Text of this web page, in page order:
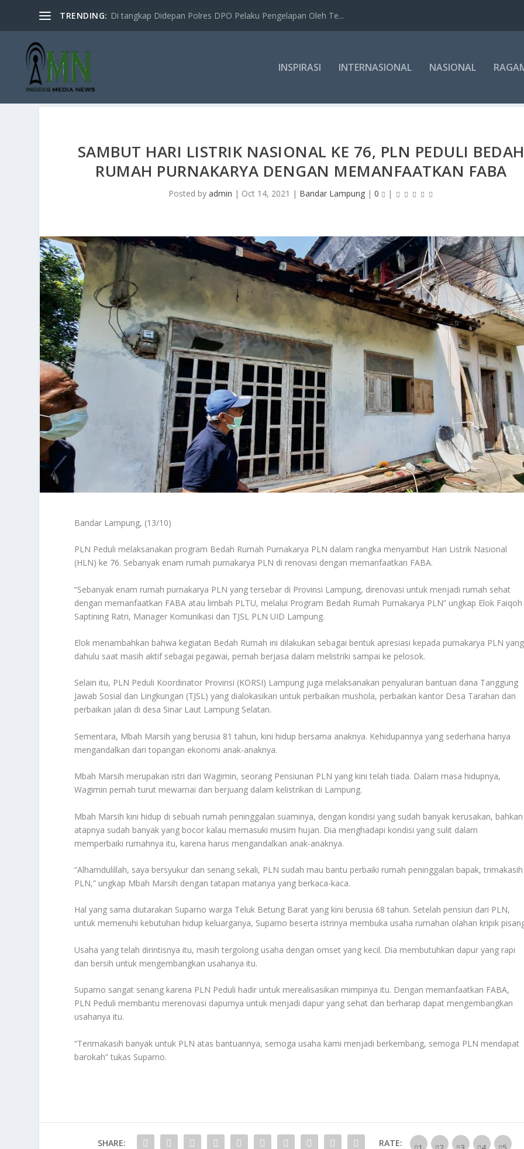
TRENDING: Di tangkap Didepan Polres DPO Pelaku Pengelapan Oleh Te...
INSPIRASI INTERNASIONAL NASIONAL
SAMBUT HARI LISTRIK NASIONAL KE 76, PLN PEDULI BEDAH
RUMAH PURNAKARYA DENGAN MEMANFAATKAN FABA
Posted byadmin | Oct 14, 2021 | Bandar Lampung |0 |
Bandar Lampung, (13/10)
PLN Peduli melaksanakan program Bedah Rumah Purnakarya PLN dalam rangka menyambut Hari Listrik Nasional
(HLN) ke 76. Sebanyak enam rumah purnakarya PLN di renovasi dengan memanfaatkan FABA.
“Sebanyak enam rumah purnakarya PLN yang tersebar di Provinsi Lampung, direnovasi untuk menjadi rumah sehat
dengan memanfaatkan FABA atau limbah PLTU, melalui Program Bedah Rumah Purnakarya PLN” ungkap Elok Faiqoh
Saptining Ratri, Manager Komunikasi dan TJSL PLN UID Lampung.
Elok menambahkan bahwa kegiatan Bedah Rumah ini dilakukan sebagai bentuk apresiasi kepada purnakarya PLN yang
dahulu saat masih aktif sebagai pegawai, pernah berjasa dalam melistriki sampai ke pelosok.
Selain itu, PLN Peduli Koordinator Provinsi (KORSI) Lampung juga melaksanakan penyaluran bantuan dana Tanggung
Jawab Sosial dan Lingkungan (TJSL) yang dialokasikan untuk perbaikan mushola, perbaikan kantor Desa Tarahan dan
perbaikan jalan di desa Sinar Laut Lampung Selatan.
Sementara, Mbah Marsih yang berusia 81 tahun, kini hidup bersama anaknya. Kehidupannya yang sederhana hanya
mengandalkan dari topangan ekonomi anak-anaknya.
Mbah Marsih merupakan istri dari Wagimin, seorang Pensiunan PLN yang kini telah tiada. Dalam masa hidupnya,
Wagimin pernah turut mewarnai dan berjuang dalam kelistrikan di Lampung.
Mbah Marsih kini hidup di sebuah rumah peninggalan suaminya, dengan kondisi yang sudah banyak kerusakan, bahkan
atapnya sudah banyak yang bocor kalau memasuki musim hujan. Dia menghadapi kondisi yang sulit dalam
memperbaiki rumahnya itu, karena harus mengandalkan anak-anaknya.
“Alhamdulillah, saya bersyukur dan senang sekali, PLN sudah mau bantu perbaiki rumah peninggalan bapak, trimakasih
PLN,” ungkap Mbah Marsih dengan tatapan matanya yang berkaca-kaca.
Hal yang sama diutarakan Suparno warga Teluk Betung Barat yang kini berusia 68 tahun. Setelah pensiun dari PLN,
untuk memenuhi kebutuhan hidup keluarganya, Suparno beserta istrinya membuka usaha rumahan olahan kripik
Usaha yang telah dirintisnya itu, masih tergolong usaha dengan omset yang kecil. Dia membutuhkan dapur yang rapi
dan bersih untuk mengembangkan usahanya itu.
Suparno sangat senang karena PLN Peduli hadir untuk merealisasikan mimpinya itu. Dengan memanfaatkan FABA,
PLN Peduli membantu merenovasi dapurnya untuk menjadi dapur yang sehat dan berharap dapat mengembangkan
usahanya itu.
“Terimakasih banyak untuk PLN atas bantuannya, semoga usaha kami menjadi berkembang, semoga PLN mendapat
barokah” tukas Suparno.
SHARE: RATE: